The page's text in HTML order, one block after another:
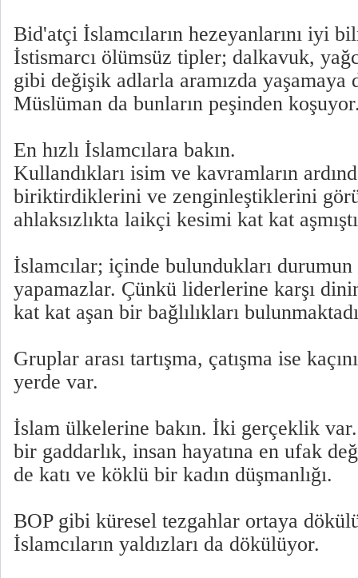
Bid'atçi İslamcıların hezeyanlarını iyi
İstismarcı ölümsüz tipler; dalkavuk,
gibi değişik adlarla aramızda
Müslüman da bunların peşinden
En hızlı İslamcılara bakın.
Kullandıkları isim ve kavramların
biriktirdiklerini ve zenginleştiklerini
ahlaksızlıkta laikçi kesimi kat kat
İslamcılar; içinde bulundukları
yapamazlar. Çünkü liderlerine karşı
kat kat aşan bir bağlılıkları
Gruplar arası tartışma, çatışma ise
yerde var.
İslam ülkelerine bakın. İki gerçeklik
bir gaddarlık, insan hayatına en ufak
de katı ve köklü bir kadın düşmanlığı.
BOP gibi küresel tezgahlar ortaya
İslamcıların yaldızları da dökülüyor.